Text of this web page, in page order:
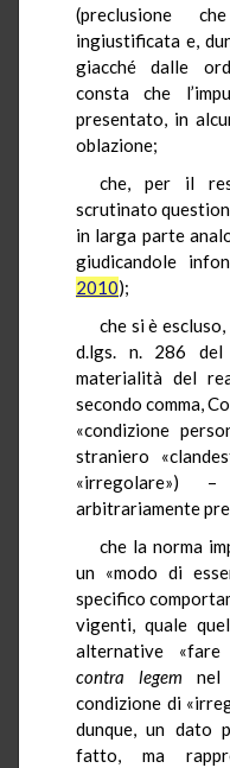
(preclusione
ingiustificata e,
giacché dalle
consta che
presentato, in
oblazione;
che, per il
scrutinato
in larga parte
giudicandole
2010);
che si è
d.lgs. n. 286
materialità del
secondo comma,
«condizione
straniero
«irregolare»)
arbitrariamente
che la norma
un «modo di
specifico
vigenti, quale
alternative «fare
contra legem
condizione di
dunque, un dato
fatto, ma